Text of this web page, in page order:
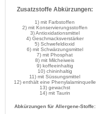
Zusatzstoffe Abkürzungen:
1) mit Farbstoffen
2) mit Konservierungsstoffen
3) Antioxidationsmittel
4) Geschmacksverstärker
5) Schwefeldioxid
6) mit Schwärzungsmittel
7) mit Phosphat
8) mit Milcheiweis
9) koffeeinhaltig
10) chininhaltig
11) mit Süssungsmittel
12) enthält eine Phenylalaminquelle
13) gewachst
14) mit Taurin
Abkürzungen für Allergene-Stoffe: